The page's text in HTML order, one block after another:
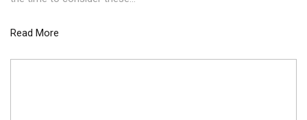
Read More